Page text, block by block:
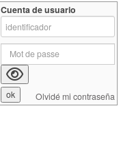
Cuenta de usuario
Olvidé mi contraseña